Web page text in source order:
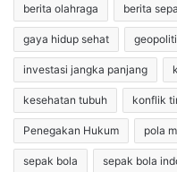
berita olahraga berita
gaya hidup sehat
investasi jangka panjang
kesehatan tubuh konflik
Penegakan Hukum pola
sepak bola sepak bola